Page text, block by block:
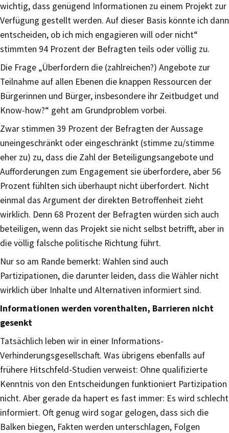
wichtig, dass genügend Informationen zu einem Projekt zur
Verfügung gestellt werden. Auf dieser Basis könnte ich dann
entscheiden, ob ich mich engagieren will oder nicht“
stimmten 94 Prozent der Befragten teils oder völlig zu.
Die Frage „Überfordern die (zahlreichen?) Angebote zur
Teilnahme auf allen Ebenen die knappen Ressourcen der
Bürgerinnen und Bürger, insbesondere ihr Zeitbudget und
Know-how?“ geht am Grundproblem vorbei.
Zwar stimmen 39 Prozent der Befragten der Aussage
uneingeschränkt oder eingeschränkt (stimme zu/stimme
eher zu) zu, dass die Zahl der Beteiligungsangebote und
Aufforderungen zum Engagement sie überfordere, aber 56
Prozent fühlten sich überhaupt nicht überfordert. Nicht
einmal das Argument der direkten Betroffenheit zieht
wirklich. Denn 68 Prozent der Befragten würden sich auch
beteiligen, wenn das Projekt sie nicht selbst betrifft, aber in
die völlig falsche politische Richtung führt.
Nur so am Rande bemerkt: Wahlen sind auch
Partizipationen, die darunter leiden, dass die Wähler nicht
wirklich über Inhalte und Alternativen informiert sind.
Informationen werden vorenthalten, Barrieren nicht
gesenkt
Tatsächlich leben wir in einer Informations-
Verhinderungsgesellschaft. Was übrigens ebenfalls auf
frühere Hitschfeld-Studien verweist: Ohne qualifizierte
Kenntnis von den Entscheidungen funktioniert Partizipation
nicht. Aber gerade da hapert es fast immer: Es wird schlecht
informiert. Oft genug wird sogar gelogen, dass sich die
Balken biegen, Fakten werden unterschlagen, Folgen